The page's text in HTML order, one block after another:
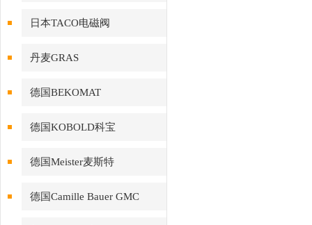
日本TACO电磁阀
丹麦GRAS
德国BEKOMAT
德国KOBOLD科宝
德国Meister麦斯特
德国Camille Bauer GMC